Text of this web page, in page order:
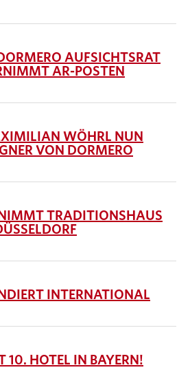
AUFSICHTSRAT
AR-POSTEN
WÖHRL NUN
VON DORMERO
TRADITIONSHAUS
INTERNATIONAL
10. HOTEL IN BAYERN!